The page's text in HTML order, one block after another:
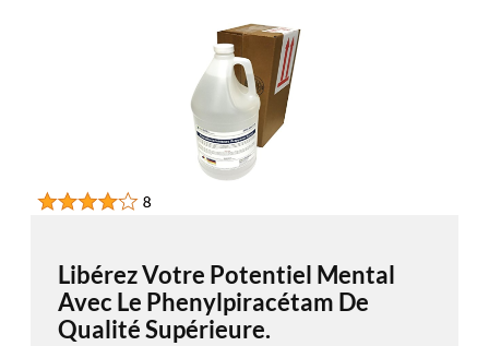
Libérez Votre Potentiel Mental
Avec Le Phenylpiracétam De
Qualité Supérieure.